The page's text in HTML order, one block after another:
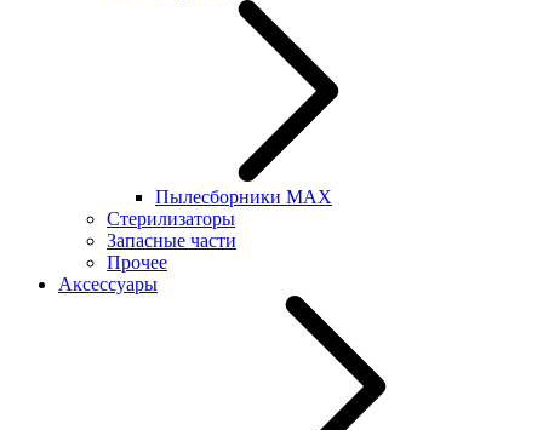
Пылесборники MAX
Стерилизаторы
Запасные части
Прочее
Аксессуары